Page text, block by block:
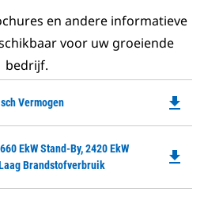
en andere informatieve
voor uw groeiende
bedrijf.
Vermogen file_download
EkW Stand-By, 2420 EkW
Brandstofverbruik
file_download